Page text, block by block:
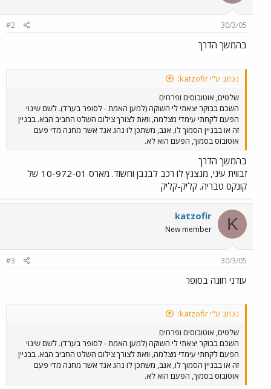
30/3/05
#2
בהמשך הדרך
נכתב ע"י katzofir:
שלטים, אוטובוסים ופרחים
השכם בבוקר יצאתי לי השוקה (למען האמת - לסופר בערד). לשם שינוי
הפעם לקחתי עימדי מצלמה, וזאת לצורך צילום השלט החביב הבא. בבניין
זה או בבניין הסמוך לו, אגב, משתכן לו נהג אגד אשר מחנה מדי פעם
אוטובוס בסמוך, הפעם הוא לא.
בהמשך הדרך
זבווית עיני, מנצנץ לו רכב לבנבן וחשוד. מארס 10-972-01 של
קונקס טבריה. קליק-קליק
K
katzofir
New member
30/3/05
#3
עודני חונה בסופר
נכתב ע"י katzofir:
שלטים, אוטובוסים ופרחים
השכם בבוקר יצאתי לי השוקה (למען האמת - לסופר בערד). לשם שינוי
הפעם לקחתי עימדי מצלמה, וזאת לצורך צילום השלט החביב הבא. בבניין
זה או בבניין הסמוך לו, אגב, משתכן לו נהג אגד אשר מחנה מדי פעם
אוטובוס בסמוך, הפעם הוא לא.